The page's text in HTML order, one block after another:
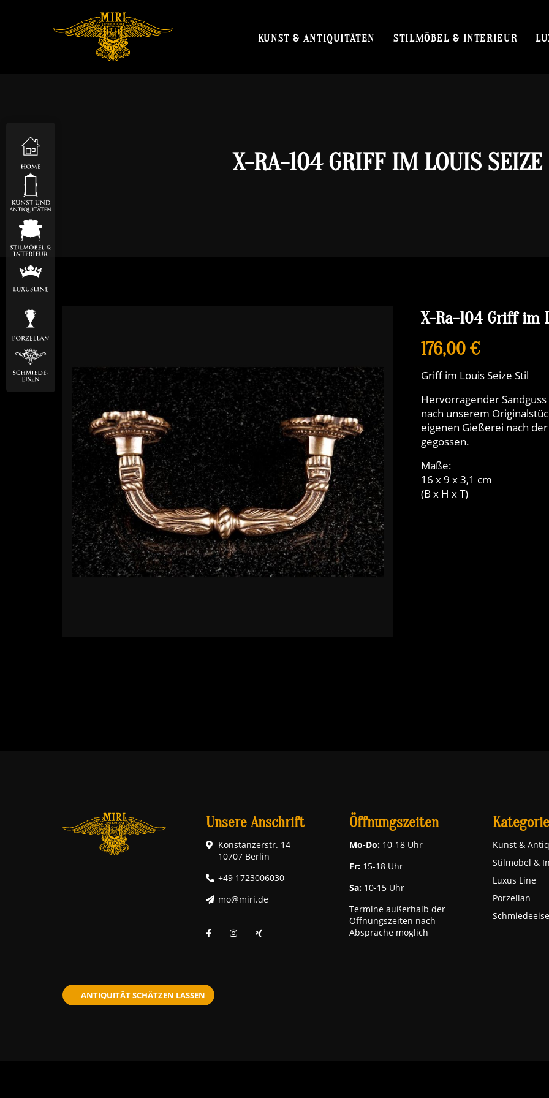
KUNST & ANTIQUITÄTEN STILMÖBEL & INTERIEUR
X-RA-104 GRIFF IM LOUIS
X-Ra-104 Griff im
176,00 €
Griff im Louis Seize Stil
Hervorragender
nach unserem
eigenen Gießerei nach
gegossen.
Maße:
16 x 9 x 3,1 cm
(B x H x T)
Unsere Anschrift
Konstanzerstr. 14
10707 Berlin
+49 1723006030
mo@miri.de
Öffnungszeiten
Mo-Do: 10-18 Uhr
Fr: 15-18 Uhr
Sa: 10-15 Uhr
Termine außerhalb der
Öffnungszeiten nach
Absprache möglich
Kunst &
Stilmöbel &
Luxus Line
Porzellan
ANTIQUITÄT SCHÄTZEN LASSEN